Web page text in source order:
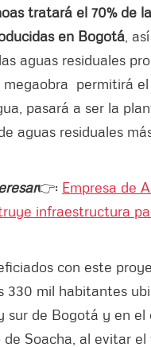
tratará el 70% de
en Bogotá ,
aguas residuales
megaobra permitirá
pasará a ser la
aguas residuales
👉: Empresa de
infraestructura
con este
330 mil habitantes
sur de Bogotá y en el
de Soacha, al evitar